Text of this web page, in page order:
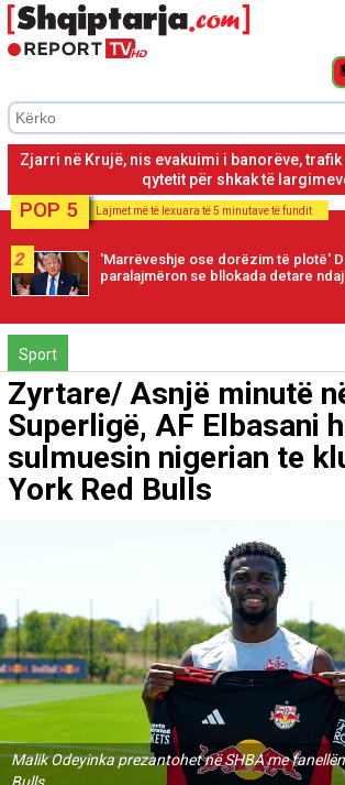
Zjarri në Krujë, banorët largohen pas
shkak të rrezikut nga zjarri
POP 5 Lajmet më të lexuara të 5 minutave të fundit
2
'Marrëveshje ose dorëzim të plotë'
paralajmëron se bllokada detare
Sport
Zyrtare/ Asnjë minutë
Superligë, AF Elbasani
sulmuesin nigerian te
York Red Bulls
Malik Odeyinka prezantohet në SHBA me